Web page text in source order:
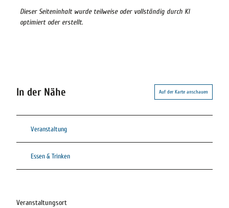
Dieser Seiteninhalt wurde teilweise oder vollständig durch KI
optimiert oder erstellt.
In der Nähe Auf der Karte anschauen
Veranstaltung
Essen & Trinken
Veranstaltungsort